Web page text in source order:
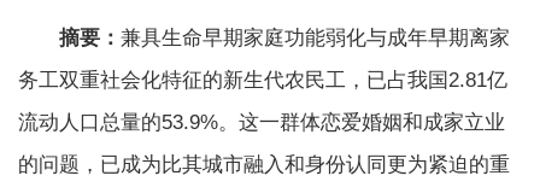
摘要： 兼具生命早期家庭功能弱化与成年早期离家
务工双重社会化特征的新生代农民工，已占我国2.81亿
流动人口总量的53.9%。这一群体恋爱婚姻和成家立业
的问题，已成为比其城市融入和身份认同更为紧迫的重